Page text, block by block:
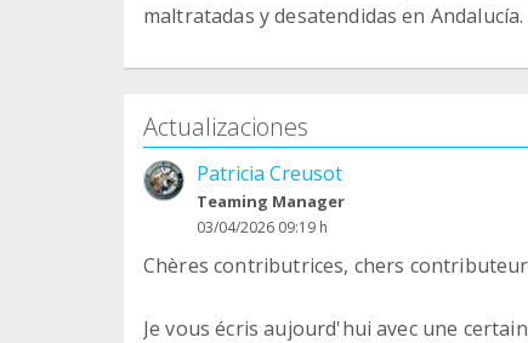
maltratadas y desatendidas en Andalucía.
Actualizaciones
Patricia Creusot
Teaming Manager
03/04/2026 09:19 h
Chères contributrices, chers
Je vous écris aujourd'hui avec une